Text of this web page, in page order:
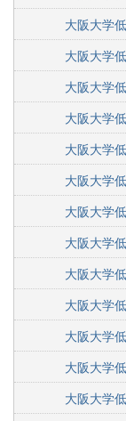
大阪大学
大阪大学
大阪大学
大阪大学
大阪大学
大阪大学
大阪大学
大阪大学
大阪大学
大阪大学
大阪大学
大阪大学
大阪大学